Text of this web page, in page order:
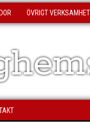
ÖVRIGT VERKSAMHET